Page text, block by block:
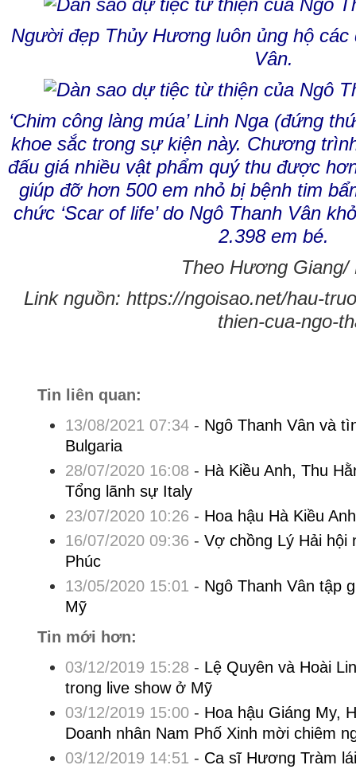
Người đẹp Thủy Hương luôn ủng hộ
Vân.
‘Chim công làng múa’ Linh Nga (đứng
khoe sắc trong sự kiện này. Chương
đấu giá nhiều vật phẩm quý thu được
giúp đỡ hơn 500 em nhỏ bị bệnh tim
chức ‘Scar of life’ do Ngô Thanh Vân
2.398 em bé.
Theo Hương Giang/
Link nguồn: https://ngoisao.net/hau-
thien-cua-ngo-
Tin liên quan:
13/08/2021 07:34- Ngô Thanh Vân và
Bulgaria
28/07/2020 16:08 - Hà Kiều Anh, Thu
Tổng lãnh sự Italy
23/07/2020 10:26 - Hoa hậu Hà Kiều
16/07/2020 09:36 - Vợ chồng Lý Hải hội
Phúc
13/05/2020 15:01 - Ngô Thanh Vân tập
Mỹ
Tin mới hơn:
03/12/2019 15:28 - Lệ Quyên và Hoài
trong live show ở Mỹ
03/12/2019 15:00- Hoa hậu Giáng My,
Doanh nhân Nam Phố Xinh mời chiêm
03/12/2019 14:51 - Ca sĩ Hương Tràm